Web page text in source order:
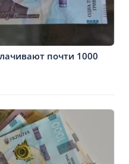
почти 1000